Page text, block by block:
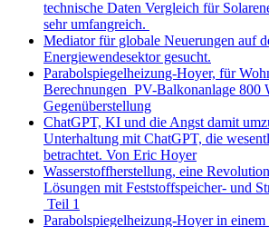
technische Daten Vergleich für
sehr umfangreich.
Mediator für globale Neuerungen auf
Energiewendesektor gesucht.
Parabolspiegelheizung-Hoyer, für
Berechnungen PV-Balkonanlage 800
Gegenüberstellung
ChatGPT, KI und die Angst damit
Unterhaltung mit ChatGPT, die
betrachtet. Von Eric Hoyer
Wasserstoffherstellung, eine
Lösungen mit Feststoffspeicher- und
Teil 1
Parabolspiegelheizung-Hoyer in